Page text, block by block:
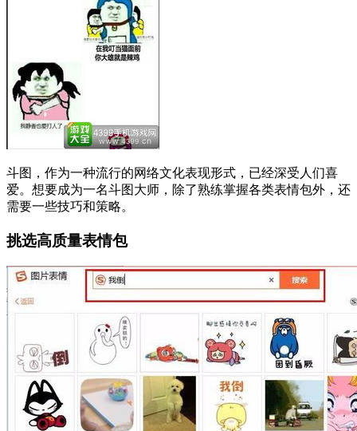
斗图，作为一种流行的网络文化表现形式，已经深受人们喜
爱。想要成为一名斗图大师，除了熟练掌握各类表情包外，还
需要一些技巧和策略。
挑选高质量表情包